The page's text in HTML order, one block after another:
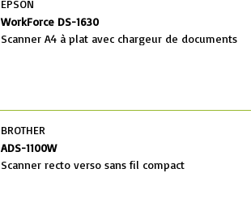
EPSON
WorkForce DS-1630
Scanner A4 à plat avec chargeur de documents
BROTHER
ADS-1100W
Scanner recto verso sans fil compact